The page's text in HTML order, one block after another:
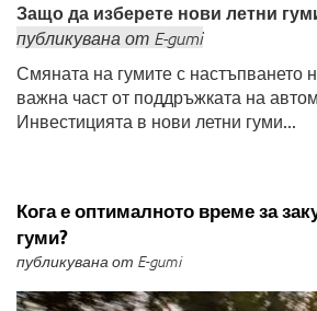
Защо да изберете нови летни
публикувана от E-gumi
Смяната на гумите с настъпването
важна част от поддръжката на
Инвестицията в нови летни гуми...
Кога е оптималното време за
гуми?
публикувана от E-gumi